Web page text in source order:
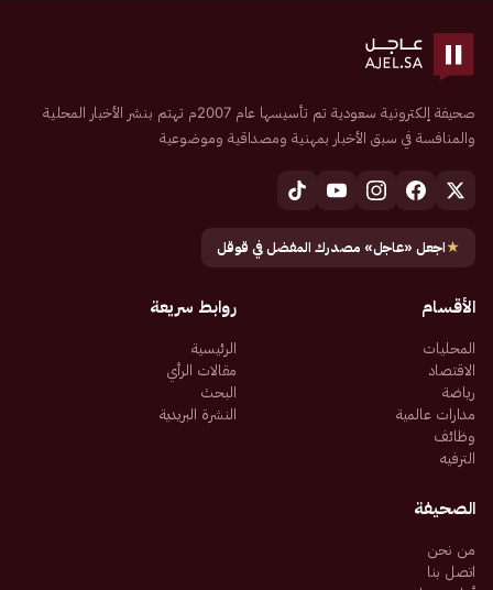
صحيفة إلكترونية سعودية تم تأسيسها عام 2007م تهتم بنشر الأخبار المحلية
والمنافسة في سبق الأخبار بمهنية ومصداقية وموضوعية
★اجعل «عاجل» مصدرك المفضل في قوقل
الأقسام
المحليات
الاقتصاد
رياضة
مدارات عالمية
وظائف
الترفيه
روابط سريعة
الرئيسية
مقالات الرأي
البحث
النشرة البريدية
الصحيفة
من نحن
اتصل بنا